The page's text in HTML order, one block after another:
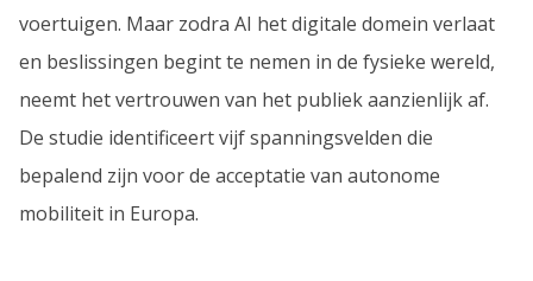
voertuigen. Maar zodra AI het digitale domein verlaat
en beslissingen begint te nemen in de fysieke wereld,
neemt het vertrouwen van het publiek aanzienlijk af.
De studie identificeert vijf spanningsvelden die
bepalend zijn voor de acceptatie van autonome
mobiliteit in Europa.